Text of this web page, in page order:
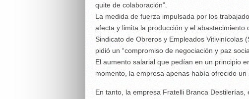
quite de colaboración”.
La medida de fuerza impulsada por los
afecta y limita la producción y el
Sindicato de Obreros y Empleados Vitivinícolas
pidió un “compromiso de negociación y paz
El aumento salarial que pedían en un principio
momento, la empresa apenas había ofrecido un
En tanto, la empresa Fratelli Branca